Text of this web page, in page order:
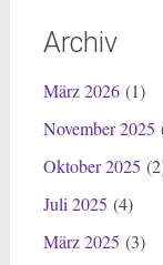
Archiv
März 2026(1)
November 2025
Oktober 2025
Juli 2025 (4)
März 2025 (3)